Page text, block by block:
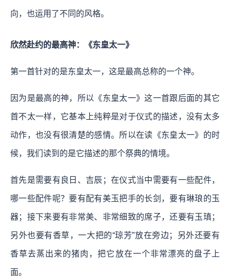
向，也运用了不同的风格。
欣然赴约的最高神：《东皇太一》
第一首针对的是东皇太一，这是最高总称的一个神。
因为是最高的神，所以《东皇太一》这一首跟后面的其它
首不太一样，它基本上纯粹是对于仪式的描述，没有太多
动作，也没有很清楚的感情。所以在读《东皇太一》的时
候，我们读到的是它描述的那个祭典的情境。
首先是需要有良日、吉辰；在仪式当中需要有一些配件，
哪一些配件呢？要有配有美玉把手的长剑，要有琳琅的玉
器；接下来要有非常美、非常细致的席子，还要有玉瑱；
另外也要有香草，一大把的“琼芳”放在旁边；另外还要有
香草去蒸出来的猪肉，把它放在一个非常漂亮的盘子上
面。